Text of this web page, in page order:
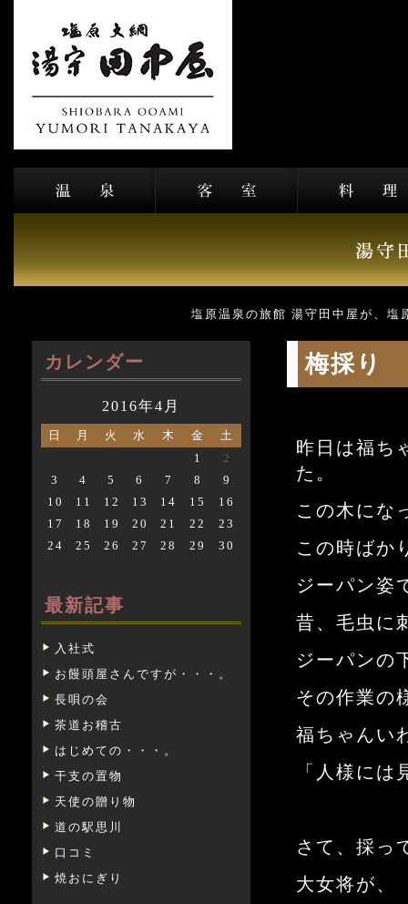
塩原温泉の旅館 湯守田中屋が、塩
カレンダー
2016年4月
日 月 火 水 木 金
土
1
2
3
4 5 6 7 8
9
10
11 12 13 14 15
16
17
18 19 20 21 22
23
24
25 26 27 28 29 30
最新記事
入社式
お饅頭屋さんですが・・・。
長唄の会
茶道お稽古
はじめての・・・。
干支の置物
天使の贈り物
道の駅思川
口コミ
焼おにぎり
梅採り
昨日は福ち
た。
この木にな
この時ばか
ジーパン姿
昔、毛虫に
ジーパンの
その作業の
福ちゃんい
「人様に
さて、採っ
大女将が、